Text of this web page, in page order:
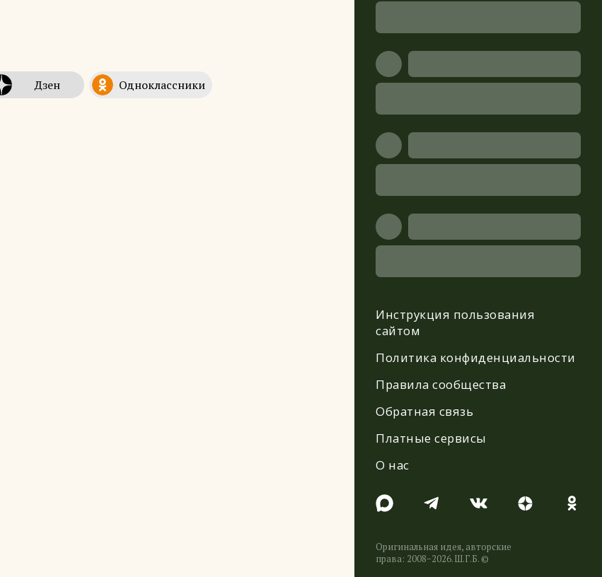
Инструкция пользования
сайтом
Политика конфиденциальности
Правила сообщества
Обратная связь
Платные сервисы
О нас
Оригинальная идея, авторские
права: 2008−2026. Ш.Г.Б. ©